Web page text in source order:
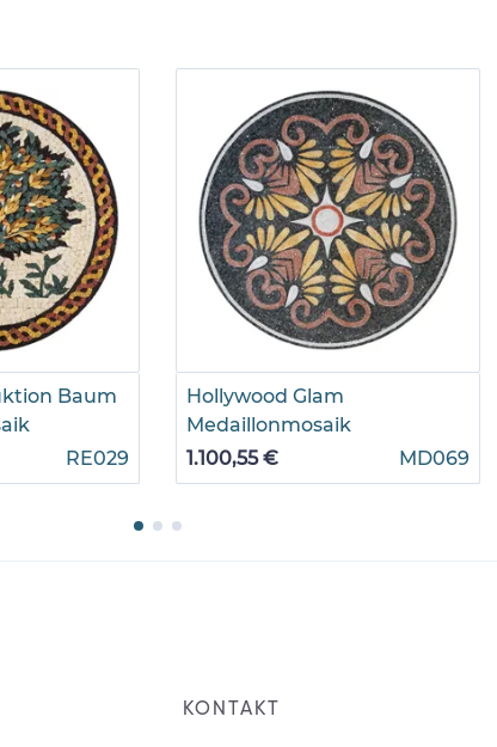
Baum
RE029
Hollywood Glam
Medaillonmosaik
1.100,55 €
MD069
KONTAKT